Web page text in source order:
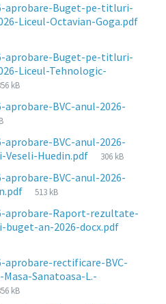
aprobare-Buget-pe-titluri-
Liceul-Octavian-Goga.pdf
aprobare-Buget-pe-titluri-
Liceul-Tehnologic-
kB
aprobare-BVC-anul-2026-
aprobare-BVC-anul-2026-
Huedin.pdf
File
306 kB
aprobare-BVC-anul-2026-
File
513 kB
aprobare-Raport-rezultate-
an-2026-docx.pdf
aprobare-rectificare-BVC-
Sanatoasa-L.-
kB